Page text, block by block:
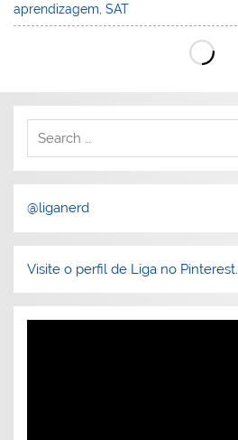
aprendizagem ,SAT
@liganerd
Visite o perfil de Liga no Pinterest.